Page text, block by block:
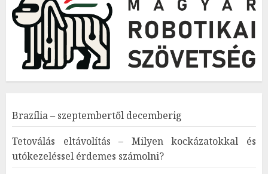
Brazília – szeptembertől decemberig
Tetoválás eltávolítás – Milyen kockázatokkal és
utókezeléssel érdemes számolni?